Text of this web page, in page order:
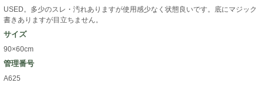
USED。多少のスレ・汚れありますが使用感少なく状態良いです。底にマジック
書きありますが目立ちません。
サイズ
90×60cm
管理番号
A625